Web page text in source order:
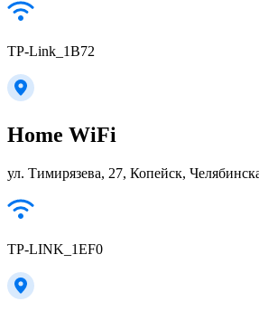
TP-Link_1B72
Home WiFi
ул. Тимирязева, 27, Копейск,
TP-LINK_1EF0